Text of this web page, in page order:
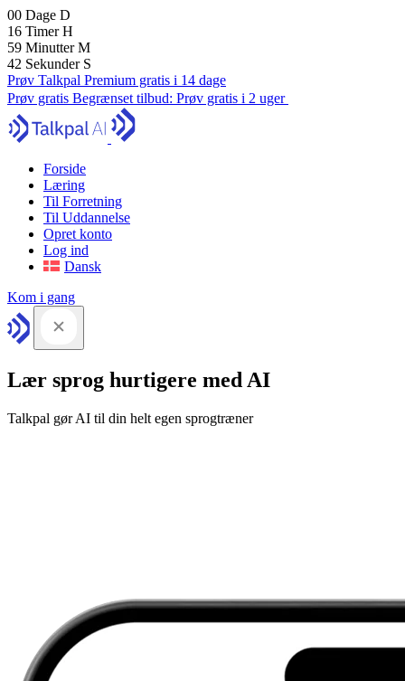
00 Dage D
16 TimerH
59 MinutterM
41 Sekunder S
Prøv Talkpal Premium gratis i 14 dage
Prøv gratis Begrænset tilbud: Prøv gratis i 2 uger
Forside
Læring
Til Forretning
Til Uddannelse
Opret konto
Log ind
Dansk
Kom i gang
Lær sprog hurtigere med AI
Talkpal gør AI til din helt egen sprogtræner